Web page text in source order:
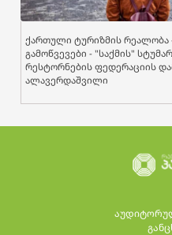
ქართული ტურიზმის რეალობა
გამოწვევები - "საქმის"
რესტორნების ფედერაციის
ალავერდაშვილი